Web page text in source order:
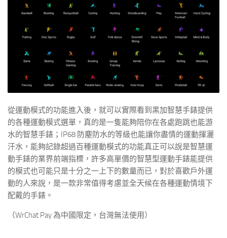
從運動模式的功能進入後，就可以實際看到黑加智慧手錶提供
的各種運動模式選單，真的是一隻能夠陪你在各處跑跳也能游
水的智慧手錶；IP68 防塵防水的等級也能讓你盡情的運動揮灑
汗水，能夠記錄超過百種運動模式的功能真正可以說是智慧運
動手錶的業界前端指標，許多高單價的智慧型運動手錶能提供
的模式也可能只是十分之一上下的數量而已，對於喜歡戶外運
動的人來說，是一款非常值得考慮並全天候在各種運動情境下
配戴的手錶。
（WrChat Pay 為中國限定，台灣無法使用）